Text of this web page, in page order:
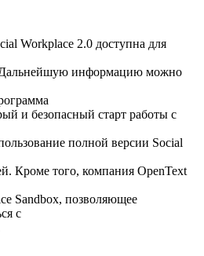
Workplace 2.0 доступна для
Дальнейшую информацию можно
и безопасный старт работы с
полной версии Social
Кроме того, компания OpenText
Sandbox, позволяющее
с